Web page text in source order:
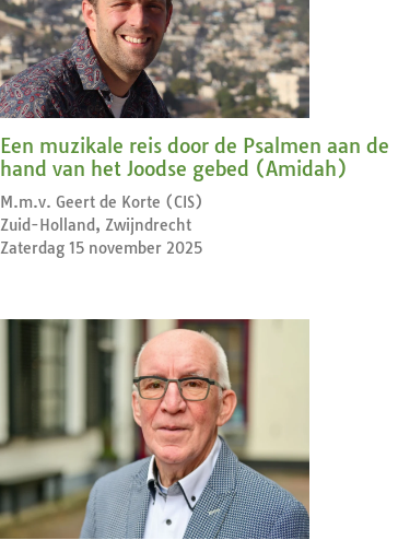
Een muzikale reis door de Psalmen aan de
hand van het Joodse gebed (Amidah)
M.m.v. Geert de Korte (CIS)
Zuid-Holland, Zwijndrecht
Zaterdag 15 november 2025